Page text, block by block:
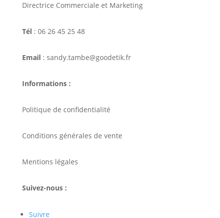
Directrice Commerciale et Marketing
Tél: 06 26 45 25 48
Email: sandy.tambe@goodetik.fr
Informations :
Politique de confidentialité
Conditions générales de vente
Mentions légales
Suivez-nous :
Suivre